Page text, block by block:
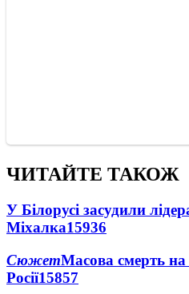
ЧИТАЙТЕ ТАКОЖ
У Білорусі засудили
Міхалка15936
СюжетМасова смерть
Росії15857